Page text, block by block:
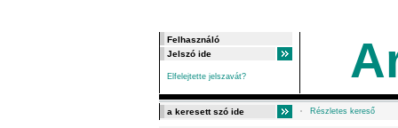
Elfelejtette jelszavát?
Részletes kereső